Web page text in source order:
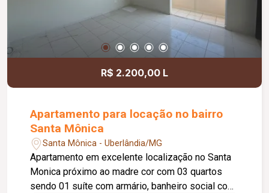
R$ 2.200,00 L
Apartamento para locação no bairro
Santa Mônica
Santa Mônica - Uberlândia/MG
Apartamento em excelente localização no Santa
Monica próximo ao madre cor com 03 quartos
sendo 01 suíte com armário, banheiro social com